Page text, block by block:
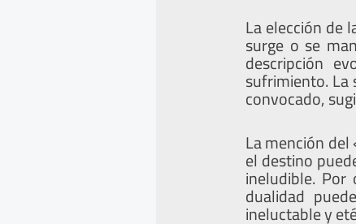
La elección de
surge o se
descripción
sufrimiento. La
convocado,
La mención
el destino
ineludible.
dualidad
ineluctable y